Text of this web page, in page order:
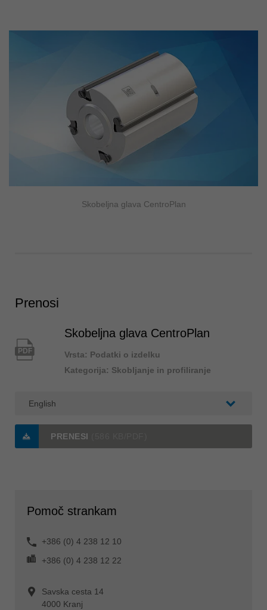
Skobeljna glava CentroPlan
Prenosi
PDF
Skobeljna glava CentroPlan
Vrsta: Podatki o izdelku
Kategorija: Skobljanje in profiliranje
PRENESI
Pomoč strankam
+386 (0) 4 238 12 10
+386 (0) 4 238 12 22
Savska cesta 14
4000 Kranj